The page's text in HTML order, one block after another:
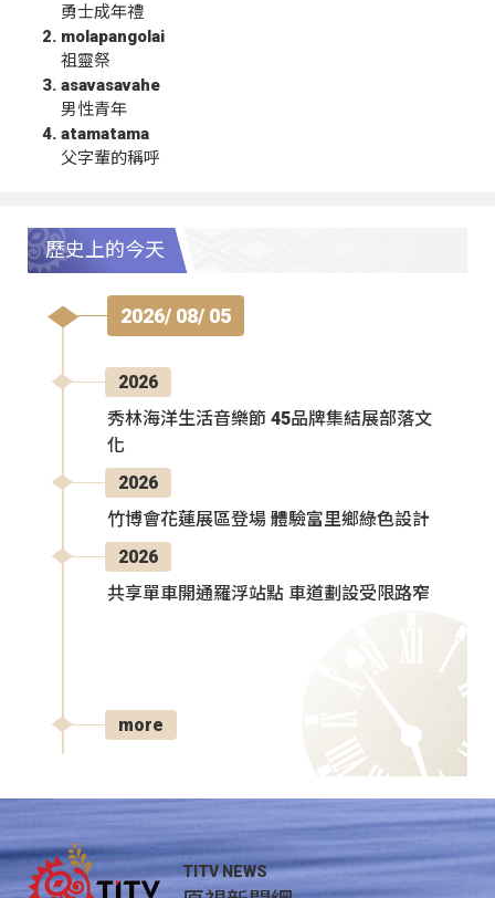
勇士成年禮
molapangolai
祖靈祭
asavasavahe
男性青年
atamatama
父字輩的稱呼
歷史上的今天
2026/ 08/ 05
2026
秀林海洋生活音樂節 45品牌集結展部落文
化
2026
竹博會花蓮展區登場 體驗富里鄉綠色設計
2026
共享單車開通羅浮站點 車道劃設受限路窄
more
TITV NEWS